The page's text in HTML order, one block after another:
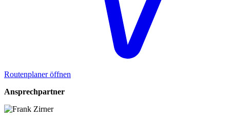
Routenplaner öffnen
Ansprechpartner